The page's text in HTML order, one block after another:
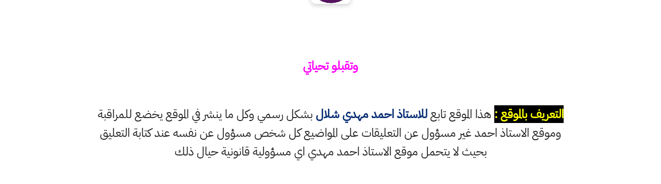
وتقبلو تحياتي
التعريف بالموقع : هذا الموقع تابعللاستاذ احمد مهدي شلال بشكل رسمي وكل ما ينشر في الموقع يخضع للمراقبة
وموقع الاستاذ احمد غير مسؤول عن التعليقات على المواضيع كل شخص مسؤول عن نفسه عند كتابة التعليق
بحيث لا يتحمل موقع الاستاذ احمد مهدي اي مسؤولية قانونية حيال ذلك